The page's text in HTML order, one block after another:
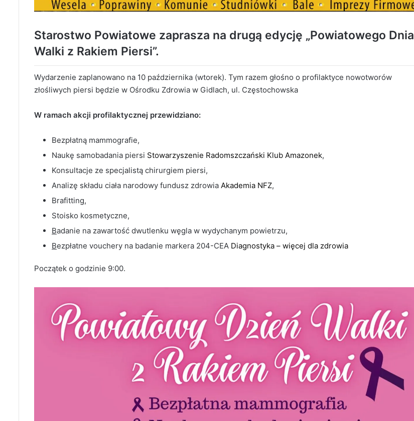
Starostwo Powiatowe zaprasza na drugą edycję „Powiatowego Dnia
Walki z Rakiem Piersi”.
Wydarzenie zaplanowano na 10 października (wtorek). Tym razem głośno o profilaktyce nowotworów
złośliwych piersi będzie w Ośrodku Zdrowia w Gidlach, ul. Częstochowska
W ramach akcji profilaktycznej przewidziano:
Bezpłatną mammografie,
Naukę samobadania piersi Stowarzyszenie Radomszczański Klub Amazonek,
Konsultacje ze specjalistą chirurgiem piersi,
Analizę składu ciała narodowy fundusz zdrowia Akademia NFZ,
Brafitting,
Stoisko kosmetyczne,
Badanie na zawartość dwutlenku węgla w wydychanym powietrzu,
Bezpłatne vouchery na badanie markera 204-CEA Diagnostyka – więcej dla zdrowia
Początek o godzinie 9:00.